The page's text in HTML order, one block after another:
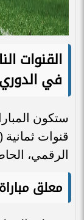
القنوات
في
ستكون
الرقمي،
معلق